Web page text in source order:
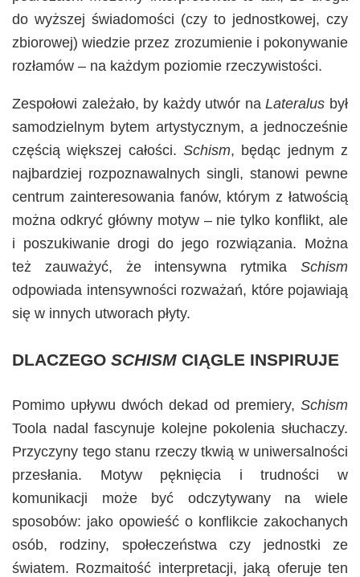
do wyższej świadomości (czy to jednostkowej, czy
zbiorowej) wiedzie przez zrozumienie i pokonywanie
rozłamów – na każdym poziomie rzeczywistości.
Zespołowi zależało, by każdy utwór naLateralus był
samodzielnym bytem artystycznym, a jednocześnie
częścią większej całości. Schism, będąc jednym z
najbardziej rozpoznawalnych singli, stanowi pewne
centrum zainteresowania fanów, którym z łatwością
można odkryć główny motyw – nie tylko konflikt, ale
i poszukiwanie drogi do jego rozwiązania. Można
też zauważyć, że intensywna rytmika Schism
odpowiada intensywności rozważań, które pojawiają
się w innych utworach płyty.
DLACZEGO SCHISM CIĄGLE INSPIRUJE
Pomimo upływu dwóch dekad od premiery, Schism
Toola nadal fascynuje kolejne pokolenia słuchaczy.
Przyczyny tego stanu rzeczy tkwią w uniwersalności
przesłania. Motyw pęknięcia i trudności w
komunikacji może być odczytywany na wiele
sposobów: jako opowieść o konflikcie zakochanych
osób, rodziny, społeczeństwa czy jednostki ze
światem. Rozmaitość interpretacji, jaką oferuje ten